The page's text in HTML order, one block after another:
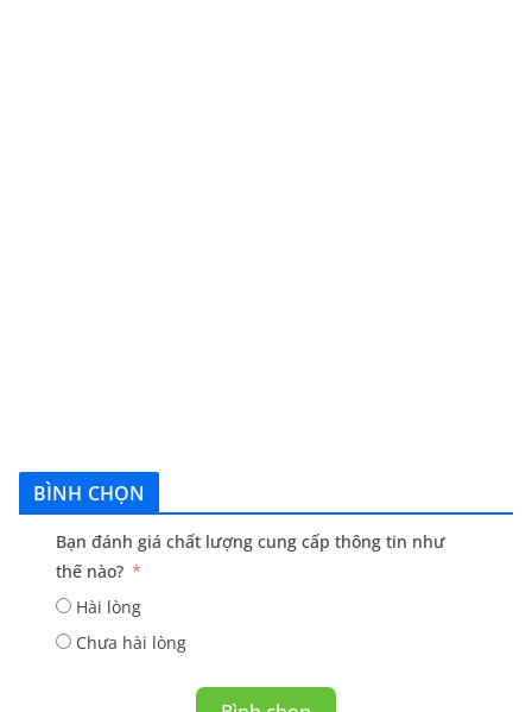
BÌNH CHỌN
Bạn đánh giá chất lượng cung cấp thông tin như
thế nào?
Hài lòng
Chưa hài lòng